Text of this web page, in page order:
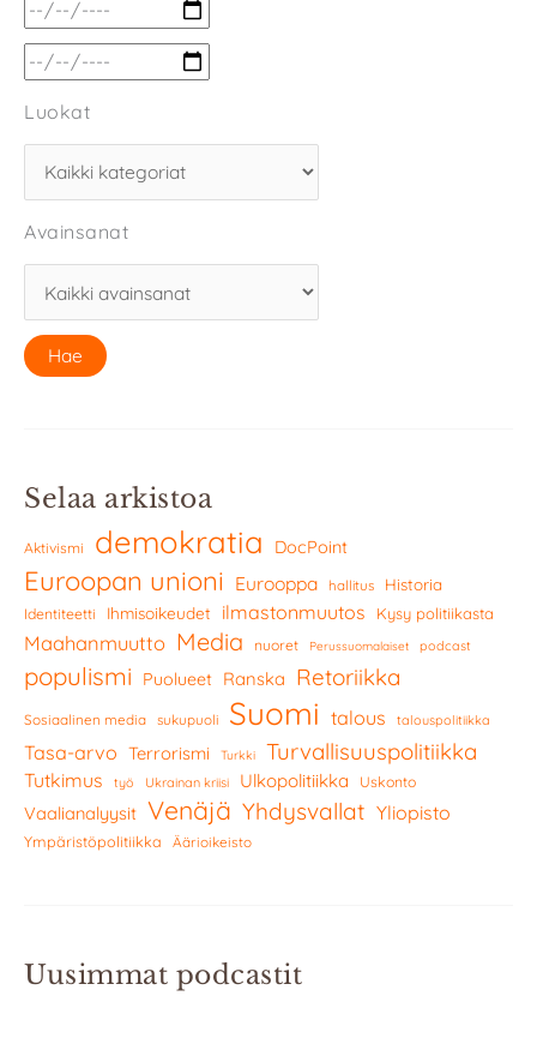
Luokat
Avainsanat
Selaa arkistoa
Aktivismi demokratia DocPoint
Euroopan unioni Eurooppa hallitus Historia
Identiteetti Ihmisoikeudet ilmastonmuutos Kysy politiikasta
Maahanmuutto Media nuoret Perussuomalaiset podcast
populismi Puolueet Ranska Retoriikka
Sosiaalinen media sukupuoli Suomi talous talouspolitiikka
Tasa-arvo Terrorismi Turkki Turvallisuuspolitiikka
Tutkimus työ Ukrainan kriisi Ulkopolitiikka Uskonto
Vaalianalyysit Venäjä Yhdysvallat Yliopisto
Ympäristöpolitiikka Äärioikeisto
Uusimmat podcastit